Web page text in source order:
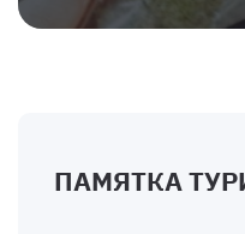
ПАМЯТКА